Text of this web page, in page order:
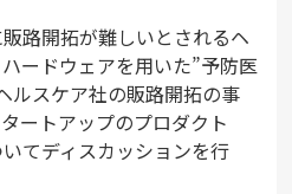
路開拓が難しいとされるヘ
ードウェアを用いた”予防医
ルスケア社の販路開拓の事
ートアップのプロダクト
てディスカッションを行